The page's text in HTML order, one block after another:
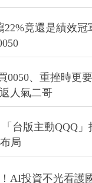
22%竟還是績效冠
0050、重挫時更
人氣二哥
台版主動QQQ」
局
AI投資不光看護